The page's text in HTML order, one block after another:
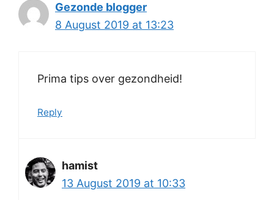
Gezonde blogger
8 August 2019 at 13:23
Prima tips over gezondheid!
Reply
hamist
13 August 2019 at 10:33